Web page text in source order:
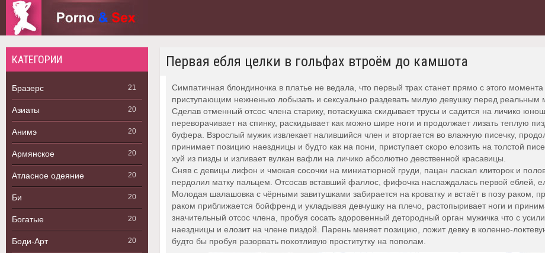
КАТЕГОРИИ
Бразерс 21
Азиаты 20
Анимэ 20
Армянское 20
Атласное одеяние 20
Би 20
Богатые 20
Боди-Арт 20
Первая ебля целки в гольфах втроём до камшота
Симпатичная блондиночка в платье не ведала, что первый трах станет прямо с этого
приступающим нежненько лобызать и сексуально раздевать милую девушку перед реальным
Сделав отменный отсос члена старику, потаскушка скидывает трусы и садится на личико
переворачивает на спинку, раскидывает как можно шире ноги и продолжает лизать теплую
буфера. Взрослый мужик извлекает налившийся член и вторгается во влажную писечку,
принимает позицию наездницы и будто как на пони, приступает скоро елозить на толстой
хуй из пизды и изливает вулкан вафли на личико абсолютно девственной красавицы.
Сняв с девицы лифон и чмокая сосочки на миниатюрной груди, пацан ласкал клиторок и
пердолил матку пальцем. Отсосав вставший фаллос, фифочка наслаждалась первой еблей,
Молодая шалашовка с чёрными завитушками забирается на кроватку и встаёт в позу раком,
раком приближается бойфренд и укладывая девчушку на плечо, растопыривает ноги и
значительный отсос члена, пробуя сосать здоровенный детородный орган мужичка что с
наездницы и елозит на члене пиздой. Парень меняет позицию, ложит девку в коленно-
будто бы пробуя разорвать похотливую проститутку на пополам.